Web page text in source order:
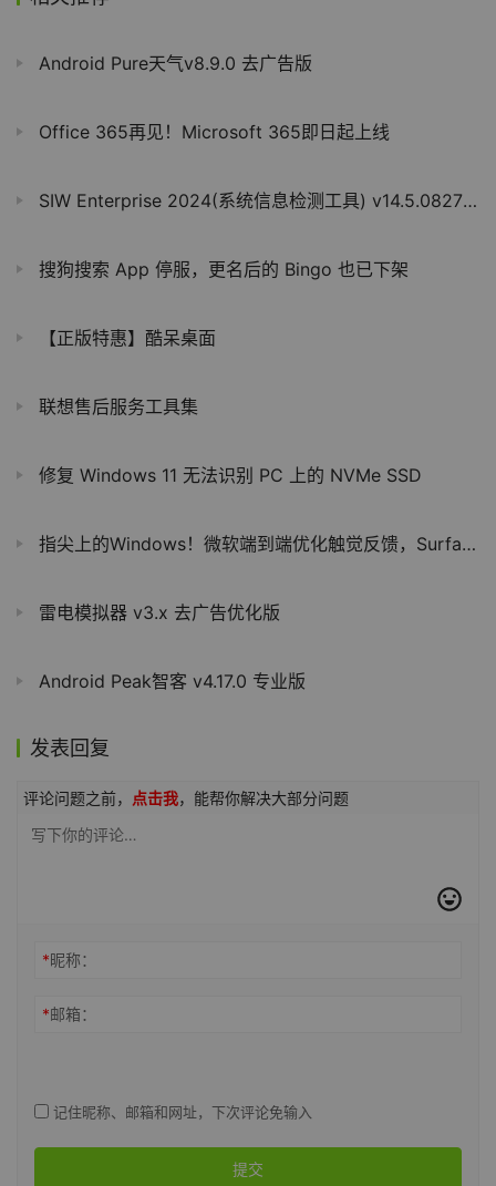
Android Pure天气v8.9.0 去广告版
Office 365再见！Microsoft 365即日起上线
SIW Enterprise 2024(系统信息检测工具) v14.5.0827 中文版
搜狗搜索 App 停服，更名后的 Bingo 也已下架
【正版特惠】酷呆桌面
联想售后服务工具集
修复 Windows 11 无法识别 PC 上的 NVMe SSD
指尖上的Windows！微软端到端优化触觉反馈，Surface及罗技新品率先尝鲜
雷电模拟器 v3.x 去广告优化版
Android Peak智客 v4.17.0 专业版
发表回复
评论问题之前， 点击我，能帮你解决大部分问题
*昵称：
*邮箱：
记住昵称、邮箱和网址，下次评论免输入
提交